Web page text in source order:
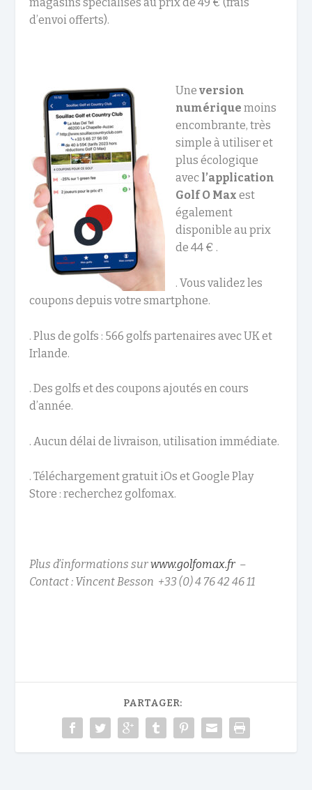
d’envoi offerts).
Uneversion
numériquemoins
encombrante, très
simple à utiliser et
plus écologique
avec l’application
Golf O Maxest
également
disponible au prix
de 44 € .
. Vous validez les
coupons depuis votre smartphone.
. Plus de golfs : 566 golfs partenaires avec UK et
Irlande.
. Des golfs et des coupons ajoutés en cours
d’année.
. Aucun délai de livraison, utilisation immédiate.
. Téléchargement gratuit iOs et Google Play
Store : recherchez golfomax.
Plus d’informations surwww.golfomax.fr –
Contact : Vincent Besson +33 (0) 4 76 42 46 11
PARTAGER: